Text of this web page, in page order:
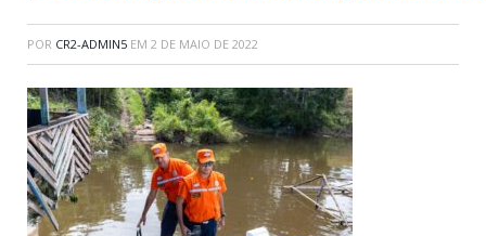
POR CR2-ADMIN5 EM 2 DE MAIO DE 2022